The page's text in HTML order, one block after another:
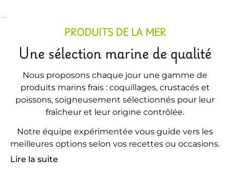
PRODUITS DE LA MER
Une sélection marine de qualité
Nous proposons chaque jour une gamme de
produits marins frais : coquillages, crustacés et
poissons, soigneusement sélectionnés pour leur
fraîcheur et leur origine contrôlée.
Notre équipe expérimentée vous guide vers les
meilleures options selon vos recettes ou occasions.
Lire la suite